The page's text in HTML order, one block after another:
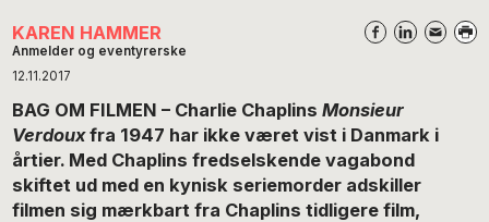
KAREN HAMMER
Anmelder og eventyrerske
12.11.2017
BAG OM FILMEN – Charlie ChaplinsMonsieur
Verdouxfra 1947 har ikke været vist i Danmark i
årtier. Med Chaplins fredselskende vagabond
skiftet ud med en kynisk seriemorder adskiller
filmen sig mærkbart fra Chaplins tidligere film,